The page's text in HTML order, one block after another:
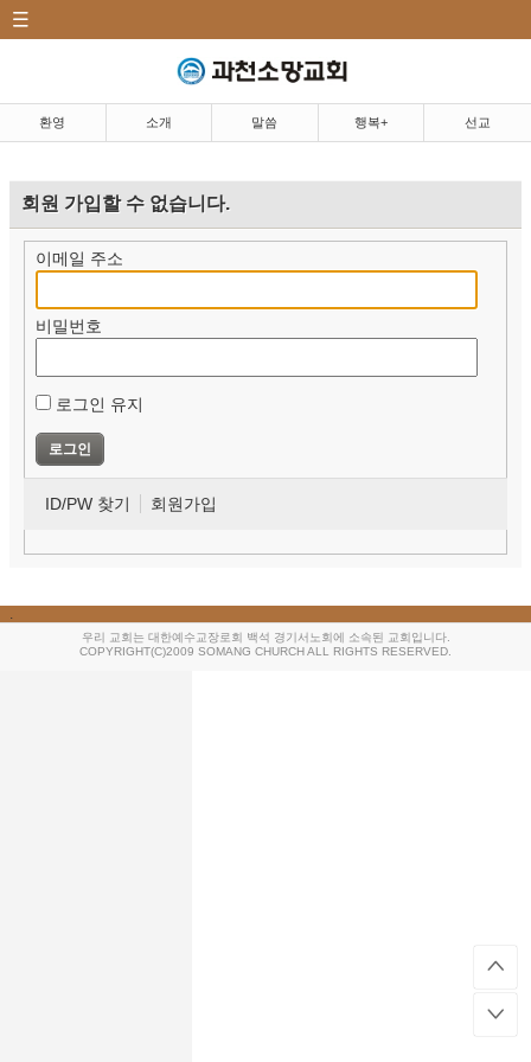
환영 소개 말씀 행복+ 선교
회원 가입할 수 없습니다.
이메일 주소
비밀번호
로그인 유지
ID/PW 찾기 회원가입
.
우리 교회는 대한예수교장로회 백석 경기서노회에 소속된 교회입니다.
COPYRIGHT(C)2009 SOMANG CHURCH ALL RIGHTS RESERVED.
소개|Introduction
선교|Mission
행복밥상|Happy dining